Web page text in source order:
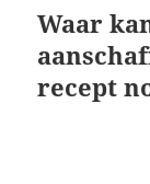
Waar
recept